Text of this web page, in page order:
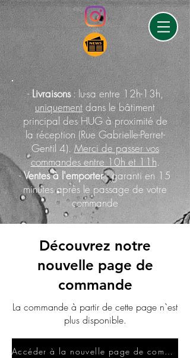
-Livraisons: lu-sa entre 12h-13h,
uniquementdans le bâtiment
principal des HUG à proximité de
la réception (Rue Gabrielle-Perret-
Gentil 4).Merci de passer vos
commandes entre 10h et 11h.
-Ventes à l'emporter: garanti en 15
minutes après le passage de votre
commande
Découvrez notre
nouvelle page de
commande
La commande à partir de cette page n`est
plus disponible.